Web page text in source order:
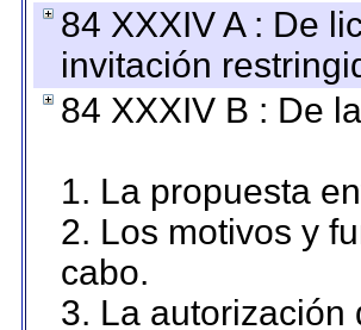
84 XXXIV A : De
invitación
84 XXXIV B : De
1. La propuesta
2. Los motivos y
cabo.
3. La autorización